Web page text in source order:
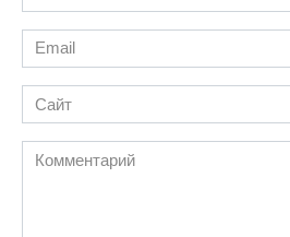
*
Email
*
Сайт
Комментарий